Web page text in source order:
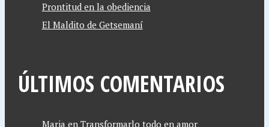
Prontitud en la obediencia
El Maldito de Getsemaní
ÚLTIMOS COMENTARIOS
Maria en Transformarlo todo en amor